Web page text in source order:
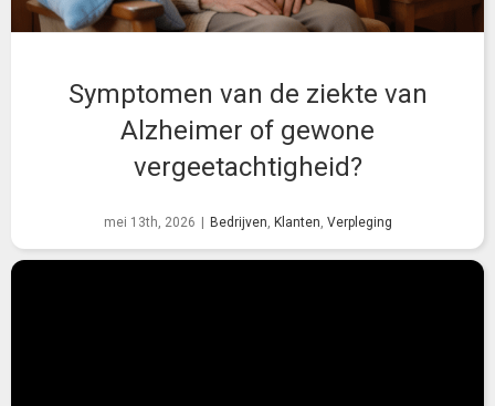
Symptomen van de ziekte van
Alzheimer of gewone
vergeetachtigheid?
mei 13th, 2026 Bedrijven, Klanten, Verpleging